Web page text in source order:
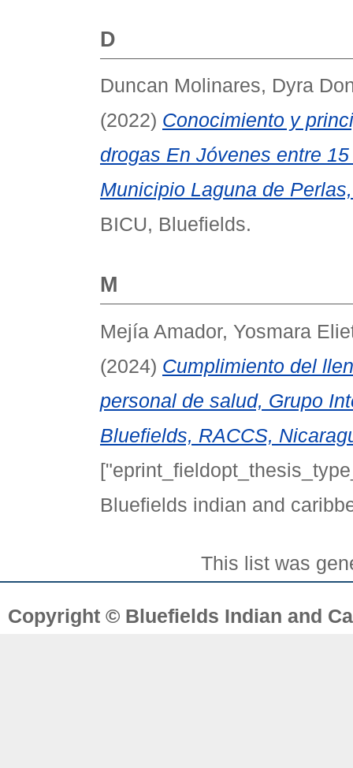
D
Duncan Molinares, Dyra
(2022) Conocimiento y
drogas En Jóvenes entre
Municipio Laguna de
BICU, Bluefields.
M
Mejía Amador, Yosmara
(2024) Cumplimiento del
personal de salud, Grupo
Bluefields, RACCS,
Bluefields indian and
This list was
Copyright © Bluefields Indian and